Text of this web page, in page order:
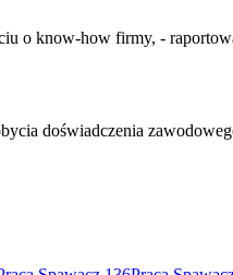
o know-how firmy, -
doświadczenia